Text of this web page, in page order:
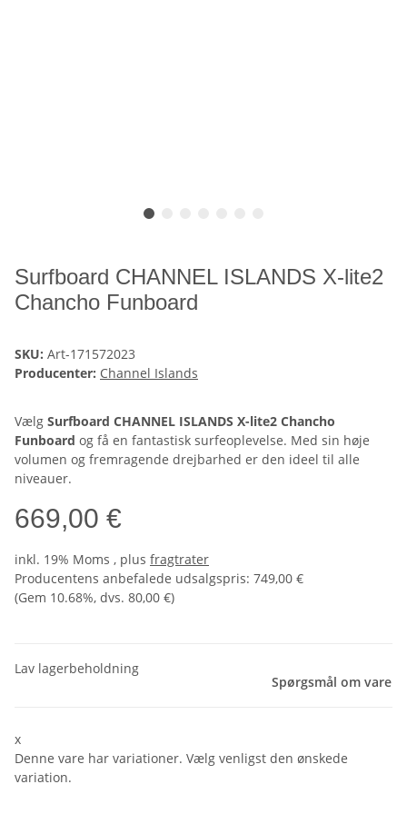
Surfboard CHANNEL ISLANDS X-lite2
Chancho Funboard
SKU: Art-171572023
Producenter: Channel Islands
Vælg Surfboard CHANNEL ISLANDS X-lite2 Chancho
Funboard og få en fantastisk surfeoplevelse. Med sin høje
volumen og fremragende drejbarhed er den ideel til alle
niveauer.
669,00 €
inkl. 19% Moms , plus fragtrater
Producentens anbefalede udsalgspris: 749,00 €
(Gem 10.68%, dvs. 80,00 €)
Lav lagerbeholdning
Spørgsmål om vare
x
Denne vare har variationer. Vælg venligst den ønskede
variation.